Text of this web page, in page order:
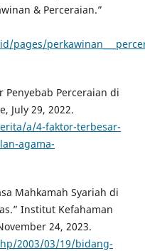
& Perceraian.”
pages/
Penyebab Perceraian di
July 29, 2022.
a/4-faktor-terbesar-
agama-
Mahkamah Syariah di
Institut Kefahaman
24, 2023.
2003/03/19/bidang-